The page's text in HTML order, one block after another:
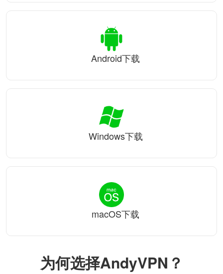
为何选择AndyVPN？
Android下载
Windows下载
macOS下载